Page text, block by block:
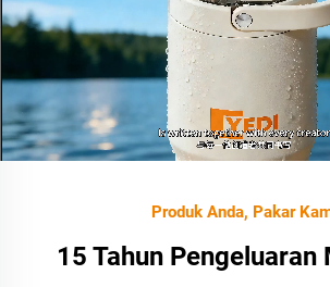
Produk Anda, Pakar
15 Tahun Pengeluaran